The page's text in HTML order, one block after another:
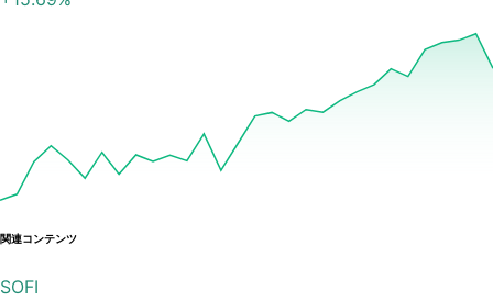
関連コンテンツ
SOFI